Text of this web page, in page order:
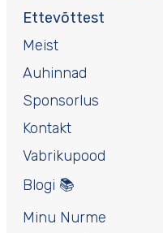
Ettevõttest
Meist
Auhinnad
Sponsorlus
Kontakt
Vabrikupood
Blogi 📚
Minu Nurme